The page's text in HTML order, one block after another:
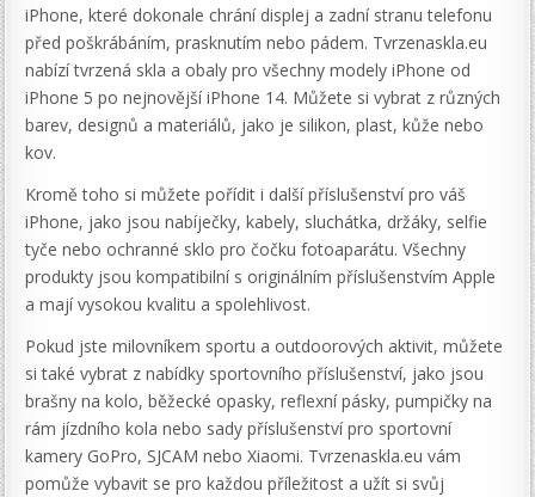
iPhone, které dokonale chrání displej a zadní stranu telefonu
před poškrábáním, prasknutím nebo pádem. Tvrzenaskla.eu
nabízí tvrzená skla a obaly pro všechny modely iPhone od
iPhone 5 po nejnovější iPhone 14. Můžete si vybrat z různých
barev, designů a materiálů, jako je silikon, plast, kůže nebo
kov.
Kromě toho si můžete pořídit i další příslušenství pro váš
iPhone, jako jsou nabíječky, kabely, sluchátka, držáky, selfie
tyče nebo ochranné sklo pro čočku fotoaparátu. Všechny
produkty jsou kompatibilní s originálním příslušenstvím Apple
a mají vysokou kvalitu a spolehlivost.
Pokud jste milovníkem sportu a outdoorových aktivit, můžete
si také vybrat z nabídky sportovního příslušenství, jako jsou
brašny na kolo, běžecké opasky, reflexní pásky, pumpičky na
rám jízdního kola nebo sady příslušenství pro sportovní
kamery GoPro, SJCAM nebo Xiaomi. Tvrzenaskla.eu vám
pomůže vybavit se pro každou příležitost a užít si svůj